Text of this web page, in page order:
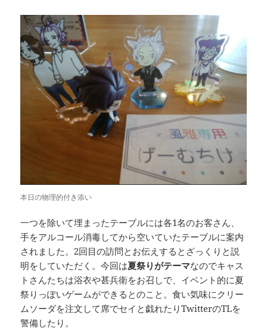
本日の物理的付き添い
一つを除いて埋まったテーブルには各1名のお客さん、
手をアルコール消毒してから空いていたテーブルに案内
されました。2回目の訪問とお伝えするとざっくりと説
明をしていただく。今回は夏祭りがテーマなのでキャス
トさんたちは浴衣や甚兵衛をお召しで、イベント的に夏
祭りっぽいゲームができるとのこと。食い気味にクリー
ムソーダを注文して席でセイと戯れたりTwitterのTLを
警備したり。